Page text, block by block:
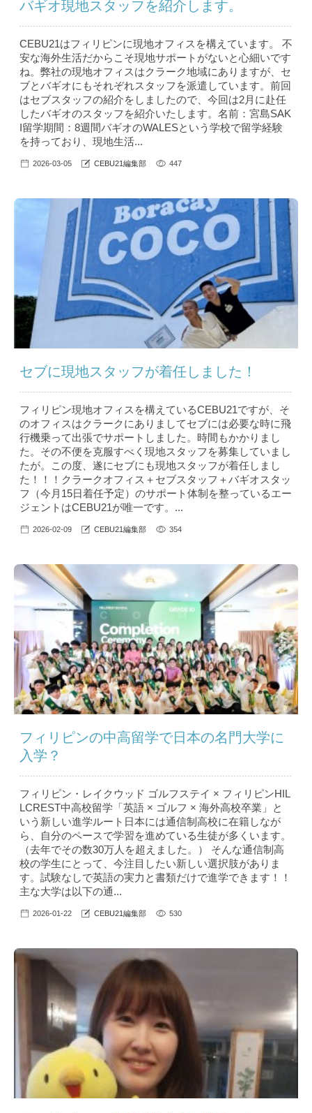
バギオ現地スタッフを紹介します。
CEBU21はフィリピンに現地オフィスを構えています。 不
安な海外生活だからこそ現地サポートがないと心細いです
ね。弊社の現地オフィスはクラーク地域にありますが、セ
ブとバギオにもそれぞれスタッフを派遣しています。前回
はセブスタッフの紹介をしましたので、今回は2月に赴任
したバギオのスタッフを紹介いたします。名前：宮島SAK
I留学期間：8週間バギオのWALESという学校で留学経験
を持っており、現地生活...
2026-03-05 CEBU21編集部 447
セブに現地スタッフが着任しました！
フィリピン現地オフィスを構えているCEBU21ですが、そ
のオフィスはクラークにありましてセブには必要な時に飛
行機乗って出張でサポートしました。時間もかかりまし
た。その不便を克服すべく現地スタッフを募集していまし
たが。この度、遂にセブにも現地スタッフが着任しまし
た！！！クラークオフィス＋セブスタッフ＋バギオスタッ
フ（今月15日着任予定）のサポート体制を整っているエー
ジェントはCEBU21が唯一です。...
2026-02-09 CEBU21編集部 354
フィリピンの中高留学で日本の名門大学に
入学？
フィリピン・レイクウッド ゴルフステイ × フィリピンHIL
LCREST中高校留学「英語 × ゴルフ × 海外高校卒業」と
いう新しい進学ルート日本には通信制高校に在籍しなが
ら、自分のペースで学習を進めている生徒が多くいます。
（去年でその数30万人を超えました。） そんな通信制高
校の学生にとって、今注目したい新しい選択肢がありま
す。試験なしで英語の実力と書類だけで進学できます！！
主な大学は以下の通...
2026-01-22 CEBU21編集部 530